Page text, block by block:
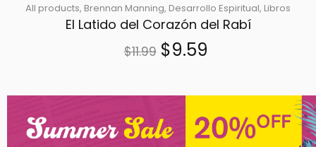
All products, Brennan Manning, Desarrollo Espiritual, Libros
El Latido del Corazón del Rabí
$11.99 $9.59